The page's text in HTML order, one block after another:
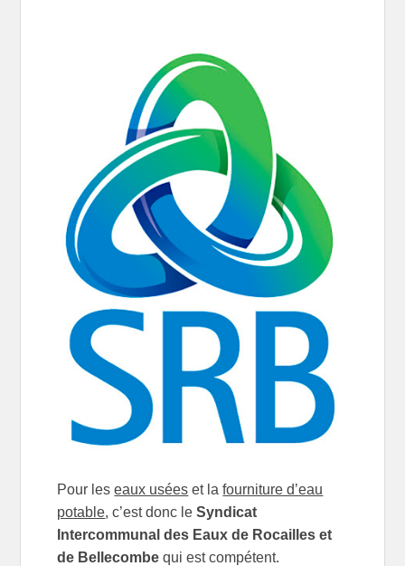
Pour leseaux usées et lafourniture d’eau
potable, c’est donc leSyndicat
Intercommunal des Eaux de Rocailles et
de Bellecombe qui est compétent.